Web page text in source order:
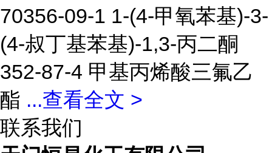
70356-09-1 1-(4-甲氧苯基)-3-
(4-叔丁基苯基)-1,3-丙二酮
352-87-4 甲基丙烯酸三氟乙
酯 ...查看全文 >
联系我们